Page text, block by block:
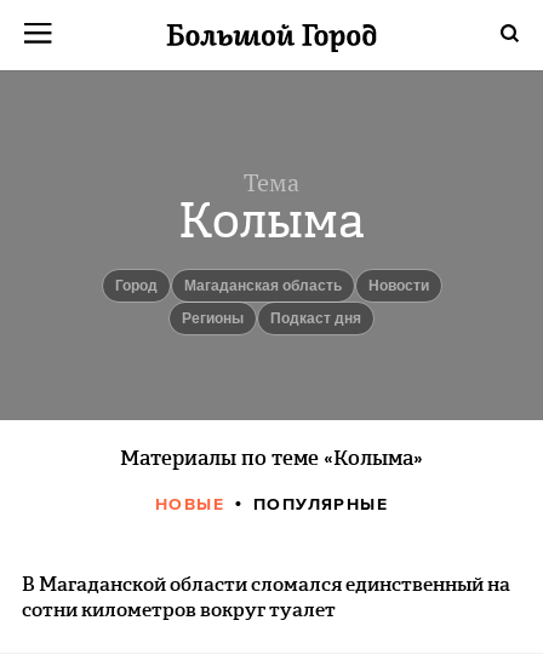
Тема
Колыма
город Магаданская область
новости
Регионы
Подкаст дня
Материалы по теме «Колыма»
НОВЫЕ ПОПУЛЯРНЫЕ
В Магаданской области сломался единственный на
сотни километров вокруг туалет